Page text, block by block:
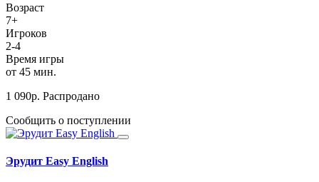
Возраст
7+
Игроков
2-4
Время игры
от 45 мин.
1 090р. Распродано
Сообщить о поступлении
Эрудит Easy English